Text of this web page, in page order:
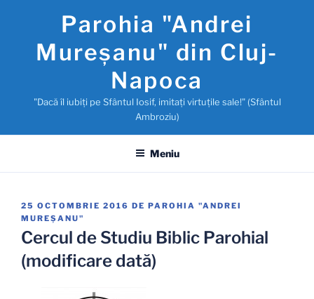
conținut
Parohia "Andrei
Mureşanu" din Cluj-
Napoca
"Dacă îl iubiţi pe Sfântul Iosif, imitaţi virtuţile sale!" (Sfântul
Ambroziu)
Meniu
PUBLICAT
PE
25 OCTOMBRIE 2016 DE PAROHIA "ANDREI
MUREŞANU"
Cercul de Studiu Biblic Parohial
(modificare dată)